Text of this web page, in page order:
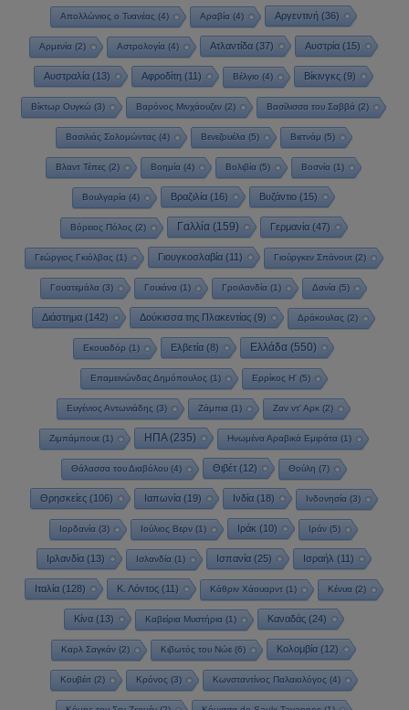
Απολλώνιος ο Τυανέας (4) Αραβία (4) Αργεντινή (36)
Αρμενία (2) Αστρολογία (4) Ατλαντίδα (37) Αυστρία (15)
Αυστραλία (13) Αφροδίτη (11) Βέλγιο (4) Βίκινγκς (9)
Βίκτωρ Ουγκώ (3) Βαρόνος Μινχάουζεν (2) Βασίλισσα του Σαββά (2)
Βασιλιάς Σολομώντας (4) Βενεζουέλα(5) Βιετνάμ (5)
Βλαντ Τέπες (2) Βοημία (4) Βολιβία (5) Βοσνία (1)
Βουλγαρία (4) Βραζιλία (16) Βυζάντιο (15)
Βόρειος Πόλος (2) Γαλλία(159) Γερμανία(47)
Γεώργιος Γκιόλβας (1) Γιουγκοσλαβία(11) Γιούργκεν Σπάνουτ(2)
Γουατεμάλα (3) Γουιάνα (1) Γροιλανδία (1) Δανία (5)
Διάστημα (142) Δούκισσα της Πλακεντίας (9) Δράκουλας (2)
Εκουαδόρ (1) Ελβετία (8) Ελλάδα (550)
Επαμεινώνδας Δημόπουλος (1) Ερρίκος Η'(5)
Ευγένιος Αντωνιάδης (3) Ζάμπια (1) Ζαν ντ' Αρκ (2)
Ζιμπάμπουε(1) ΗΠΑ(235) Ηνωμένα Αραβικά Εμιράτα(1)
Θάλασσα του Διαβόλου(4) Θιβέτ(12) Θούλη (7)
Θρησκείες(106) Ιαπωνία(19) Ινδία(18) Ινδονησία(3)
Ιορδανία (3) Ιούλιος Βερν (1) Ιράκ (10) Ιράν (5)
Ιρλανδία(13) Ισλανδία(1) Ισπανία(25) Ισραήλ (11)
Ιταλία(128) Κ. Λόντος(11) Κάθριν Χάουαρντ(1) Κένυα(2)
Κίνα(13) Καβείρια Μυστήρια(1) Καναδάς(24)
Καρλ Σαγκάν (2) Κιβωτός του Νώε (6) Κολομβία (12)
Κουβέιτ(2) Κρόνος (3) Κωνσταντίνος Παλαιολόγος (4)